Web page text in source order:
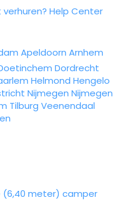
Help Center
Apeldoorn Arnhem
Dordrecht
Helmond Hengelo
Nijmegen Nijmegen
Tilburg Veenendaal
(6,40 meter) camper